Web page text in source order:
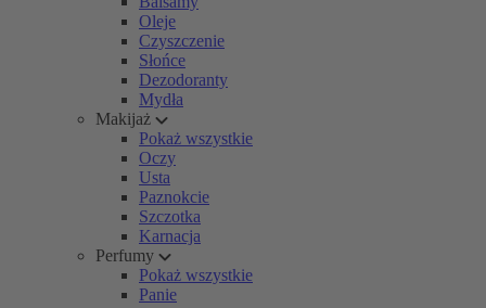
Oleje
Czyszczenie
Słońce
Dezodoranty
Mydła
Makijaż
Pokaż wszystkie
Oczy
Usta
Paznokcie
Szczotka
Karnacja
Perfumy
Pokaż wszystkie
Panie